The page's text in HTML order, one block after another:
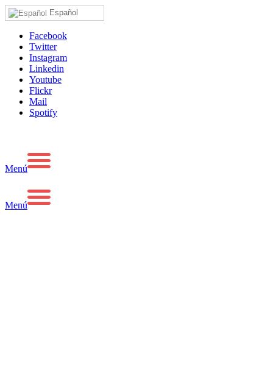
Español
Facebook
Twitter
Instagram
Linkedin
Youtube
Flickr
Mail
Spotify
Menú
Menú